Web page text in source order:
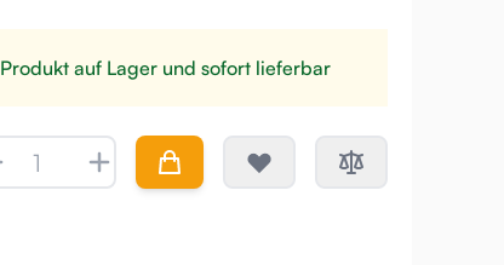
Produkt auf Lager und sofort lieferbar